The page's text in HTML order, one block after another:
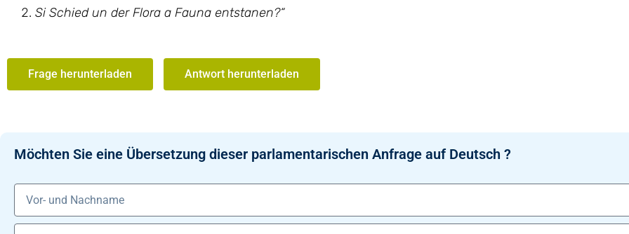
Si Schied un der Flora a Fauna entstanen?“
Frage herunterladen Antwort herunterladen
Möchten Sie eine Übersetzung dieser parlamentarischen Anfrage auf Deutsch ?